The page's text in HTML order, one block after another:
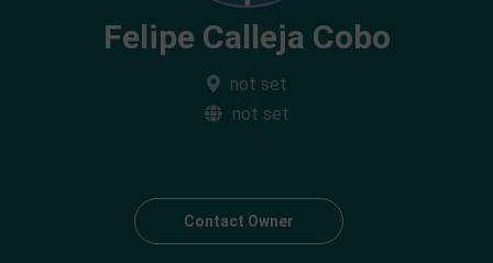
Felipe Calleja Cobo
not set
not set
Contact Owner